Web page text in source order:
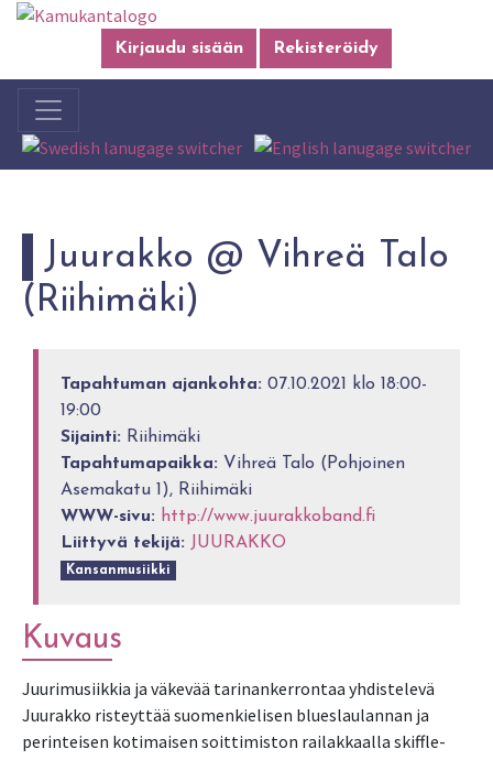
Kirjaudu sisään Rekisteröidy
Juurakko @ Vihreä Talo
(Riihimäki)
Tapahtuman ajankohta: 07.10.2021 klo 18:00-
19:00
Sijainti: Riihimäki
Tapahtumapaikka: Vihreä Talo (Pohjoinen
Asemakatu 1), Riihimäki
WWW-sivu: http://www.juurakkoband.fi
Liittyvä tekijä: JUURAKKO
Kansanmusiikki
Kuvaus
Juurimusiikkia ja väkevää tarinankerrontaa yhdistelevä
Juurakko risteyttää suomenkielisen blueslaulannan ja
perinteisen kotimaisen soittimiston railakkaalla skiffle-